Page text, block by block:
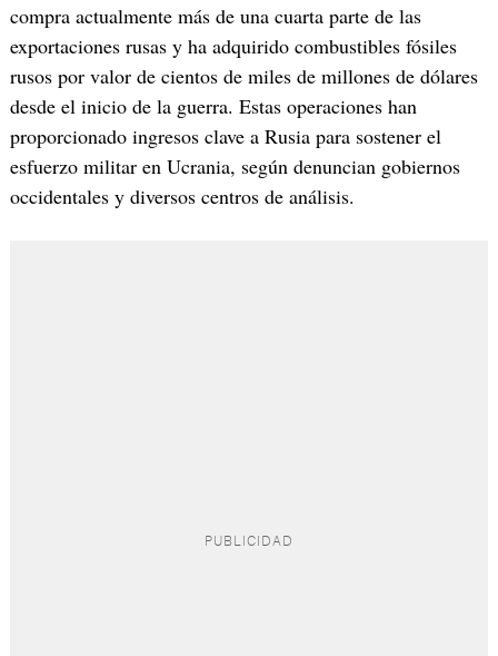
compra actualmente más de una cuarta parte de las
exportaciones rusas y ha adquirido combustibles fósiles
rusos por valor de cientos de miles de millones de dólares
desde el inicio de la guerra. Estas operaciones han
proporcionado ingresos clave a Rusia para sostener el
esfuerzo militar en Ucrania, según denuncian gobiernos
occidentales y diversos centros de análisis.